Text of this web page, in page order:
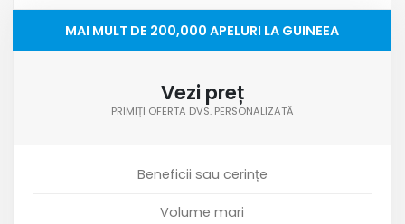
MAI MULT DE 200,000 APELURI LA GUINEEA
Vezi preț
PRIMIȚI OFERTA DVS. PERSONALIZATĂ
Beneficii sau cerințe
Volume mari